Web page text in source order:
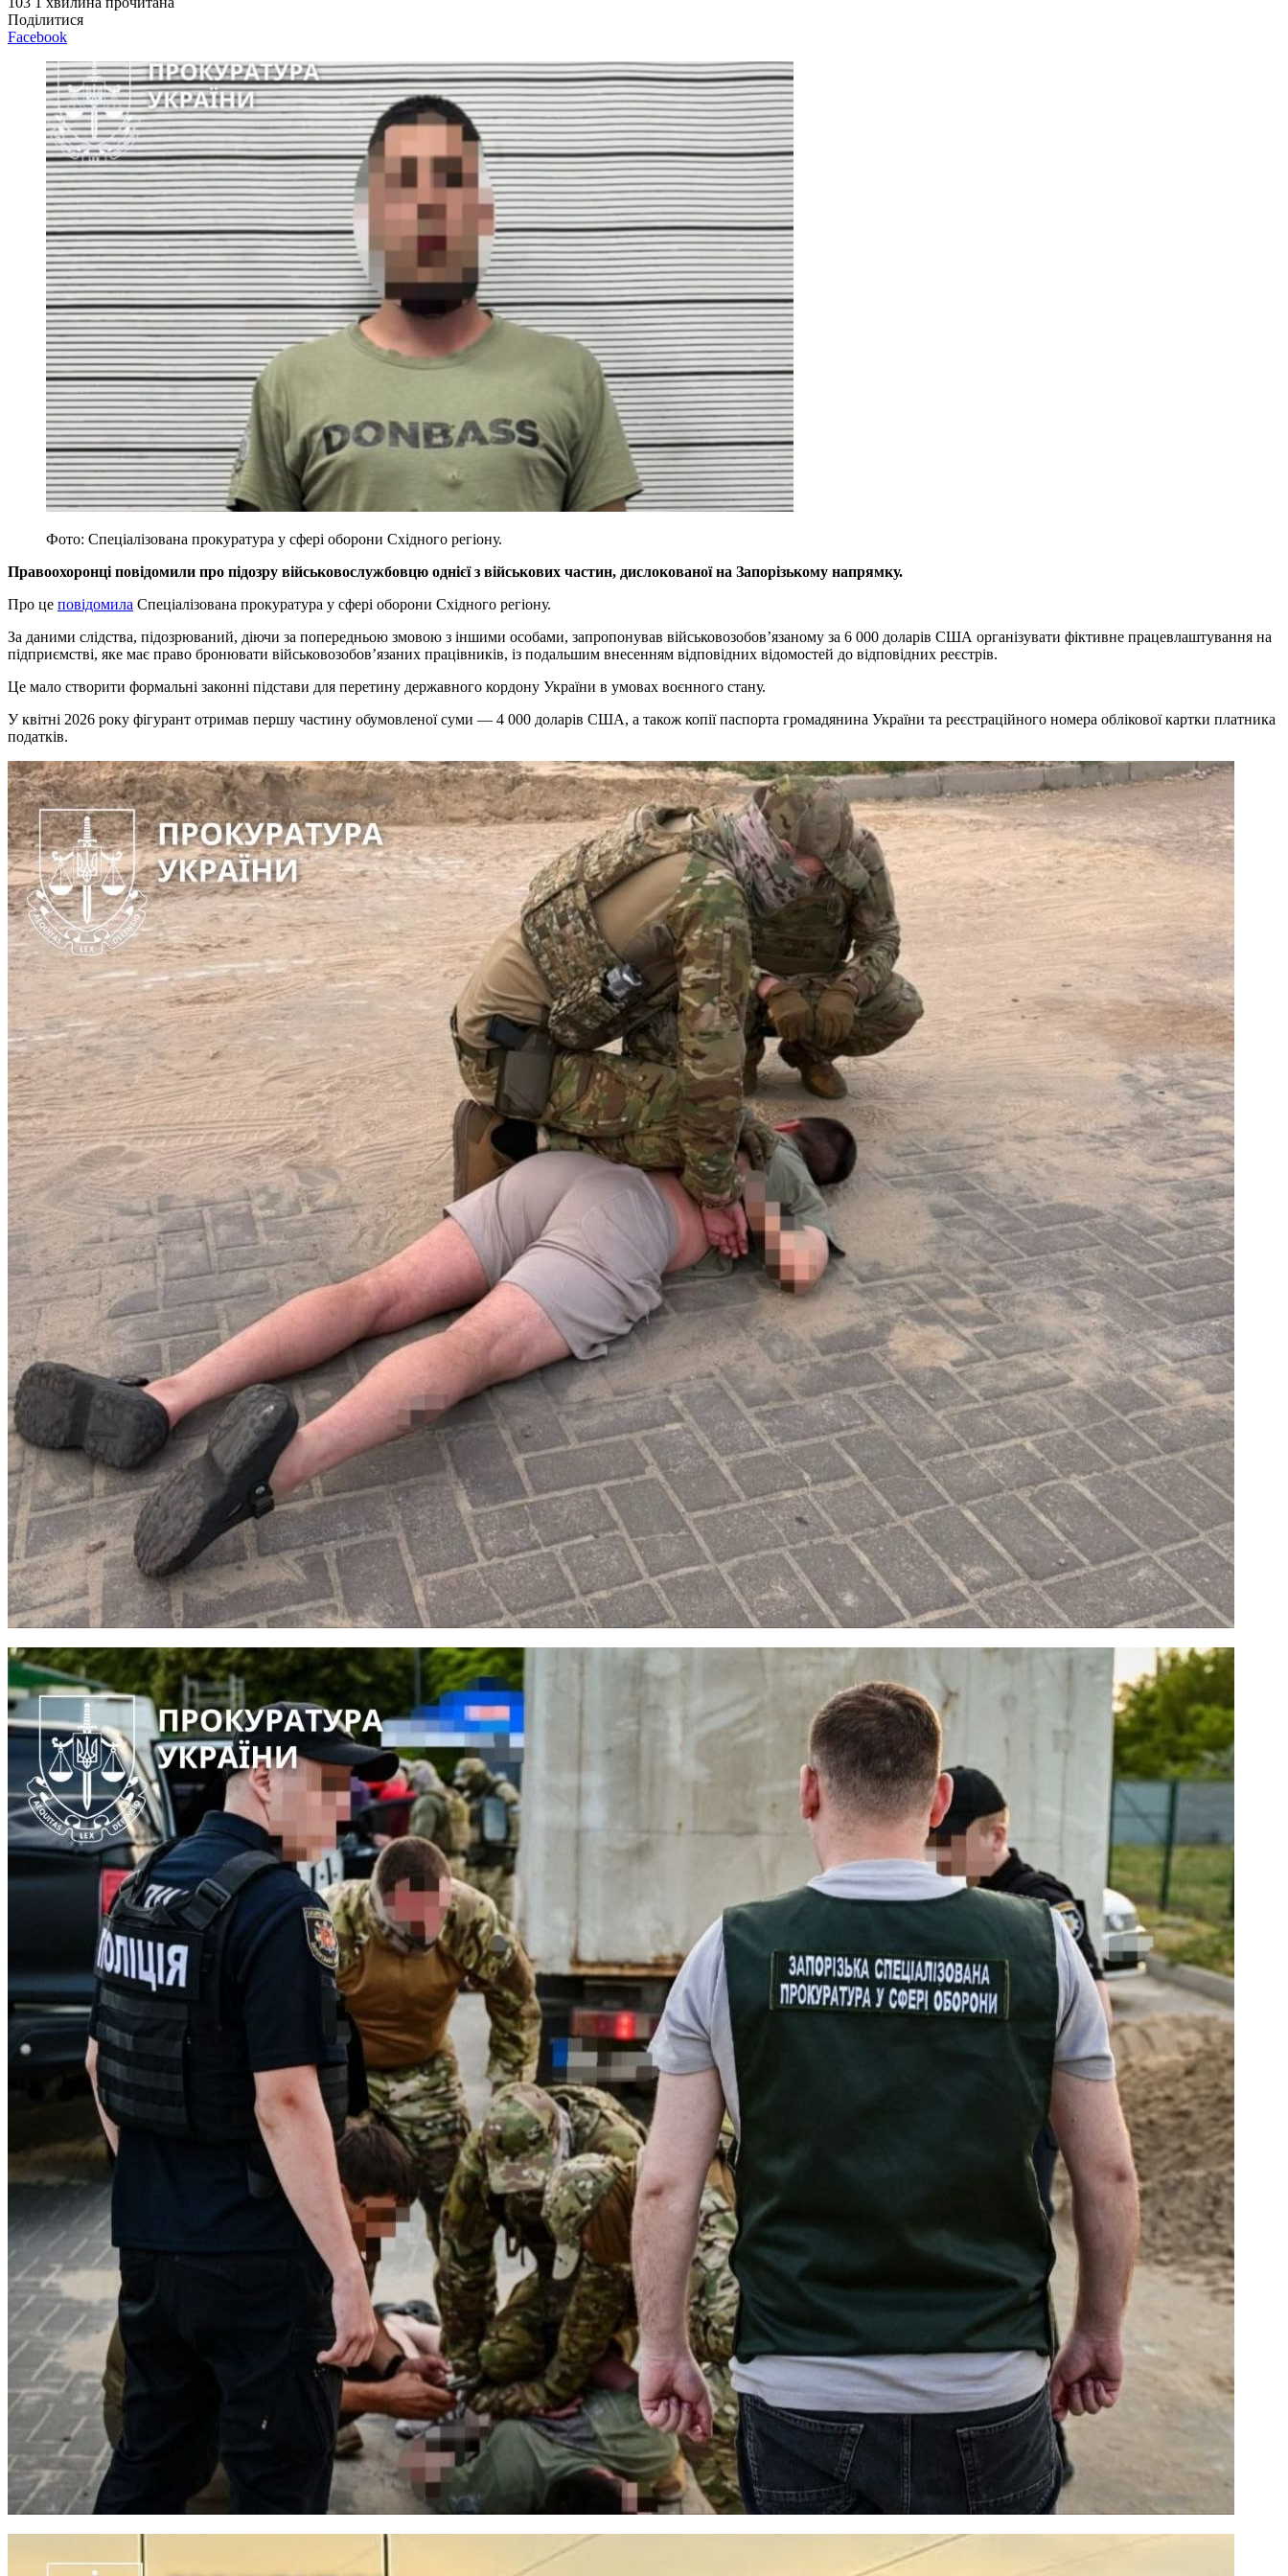
Поділитися
Facebook
Фото: Спеціалізована прокуратура у сфері оборони Східного регіону.
Правоохоронці повідомили про підозру військовослужбовцю однієї з військових частин, дислокованої на Запорізькому напрямку.
Про це повідомила Спеціалізована прокуратура у сфері оборони Східного регіону.
За даними слідства, підозрюваний, діючи за попередньою змовою з іншими особами, запропонував військовозобов’язаному за 6 000 доларів США організувати фіктивне працевлаштування на
підприємстві, яке має право бронювати військовозобов’язаних працівників, із подальшим внесенням відповідних відомостей до відповідних реєстрів.
Це мало створити формальні законні підстави для перетину державного кордону України в умовах воєнного стану.
У квітні 2026 року фігурант отримав першу частину обумовленої суми — 4 000 доларів США, а також копії паспорта громадянина України та реєстраційного номера облікової картки платника
податків.